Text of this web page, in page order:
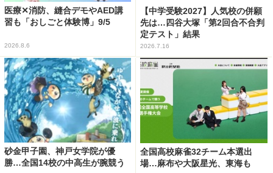
医療✕消防、縫合デモやAED講
習も「おしごと体験博」9/5
2026.8.6
【中学受験2027】人気校の併願
先は…四谷大塚「第2回合不合判
定テスト」結果
2026.7.16
砂金甲子園、神戸女学院が優
勝…全国14校の中高生が腕競う
全国高校麻雀32チーム本選出
場…麻布や大阪星光、東海も